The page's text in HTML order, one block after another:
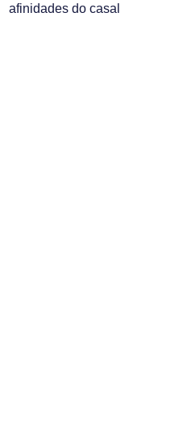
afinidades do casal